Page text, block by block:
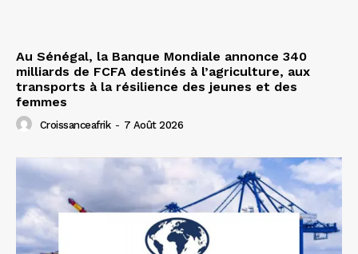
Au Sénégal, la Banque Mondiale annonce 340
milliards de FCFA destinés à l’agriculture, aux
transports à la résilience des jeunes et des
femmes
Croissanceafrik - 7 Août 2026